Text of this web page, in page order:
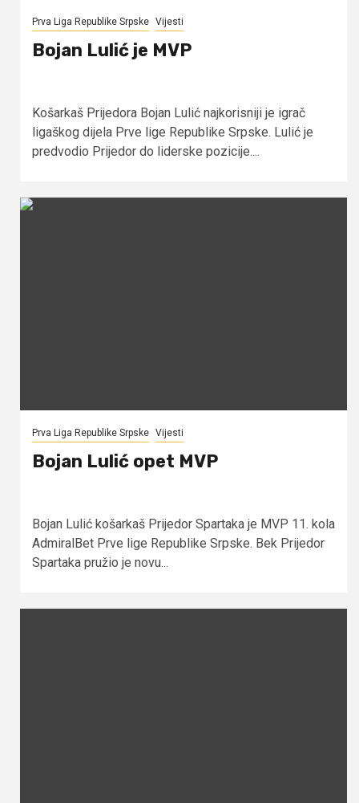
Prva Liga Republike Srpske Vijesti
Bojan Lulić je MVP
Košarkaš Prijedora Bojan Lulić najkorisniji je igrač
ligaškog dijela Prve lige Republike Srpske. Lulić je
predvodio Prijedor do liderske pozicije....
Prva Liga Republike Srpske Vijesti
Bojan Lulić opet MVP
Bojan Lulić košarkaš Prijedor Spartaka je MVP 11. kola
AdmiralBet Prve lige Republike Srpske. Bek Prijedor
Spartaka pružio je novu...